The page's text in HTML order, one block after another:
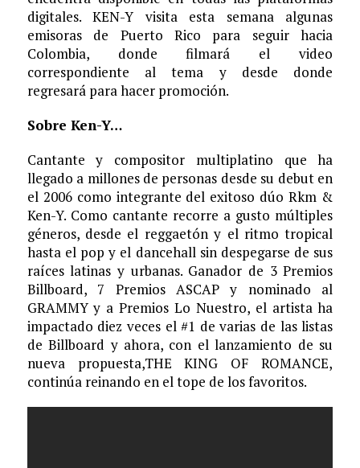
digitales. KEN-Y visita esta semana algunas
emisoras de Puerto Rico para seguir hacia
Colombia, donde filmará el video
correspondiente al tema y desde donde
regresará para hacer promoción.
Sobre Ken-Y…
Cantante y compositor multiplatino que ha
llegado a millones de personas desde su debut en
el 2006 como integrante del exitoso dúo Rkm &
Ken-Y. Como cantante recorre a gusto múltiples
géneros, desde el reggaetón y el ritmo tropical
hasta el pop y el dancehall sin despegarse de sus
raíces latinas y urbanas. Ganador de 3 Premios
Billboard, 7 Premios ASCAP y nominado al
GRAMMY y a Premios Lo Nuestro, el artista ha
impactado diez veces el #1 de varias de las listas
de Billboard y ahora, con el lanzamiento de su
nueva propuesta,THE KING OF ROMANCE,
continúa reinando en el tope de los favoritos.